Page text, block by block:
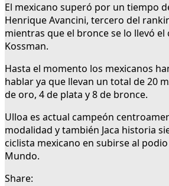
El mexicano superó por un tiempo
Henrique Avancini, tercero del
mientras que el bronce se lo llevó
Kossman.
Hasta el momento los mexicanos
hablar ya que llevan un total de 20
de oro, 4 de plata y 8 de bronce.
Ulloa es actual campeón
modalidad y también Jaca historia
ciclista mexicano en subirse al
Mundo.
Share: